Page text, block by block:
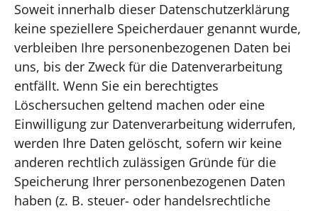
Soweit innerhalb dieser Datenschutzerklärung
keine speziellere Speicherdauer genannt wurde,
verbleiben Ihre personenbezogenen Daten bei
uns, bis der Zweck für die Datenverarbeitung
entfällt. Wenn Sie ein berechtigtes
Löschersuchen geltend machen oder eine
Einwilligung zur Datenverarbeitung widerrufen,
werden Ihre Daten gelöscht, sofern wir keine
anderen rechtlich zulässigen Gründe für die
Speicherung Ihrer personenbezogenen Daten
haben (z. B. steuer- oder handelsrechtliche